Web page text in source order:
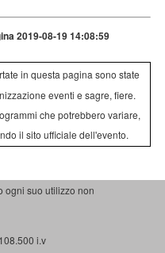
2019-08-19 14:08:59
in questa pagina sono state
eventi e sagre, fiere.
che potrebbero variare,
il sito ufficiale dell'evento.
ogni suo utilizzo non
i.v